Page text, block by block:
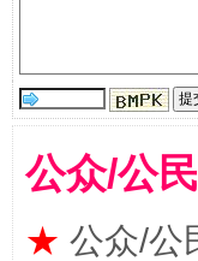
公众/公
★ 公众/公